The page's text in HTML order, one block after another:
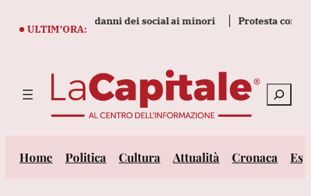
ULTIM’ORA:
567 milioni per danni dei social ai minori Protesta contro la
Cerca
Home Politica Cultura Attualità Cronaca